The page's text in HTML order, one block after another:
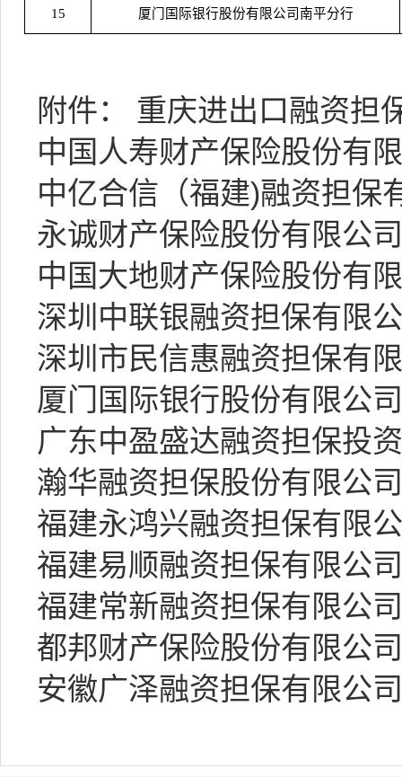
15 厦门国际银行股份有限公司南平分行
附件： 重庆进出口融资担
中国人寿财产保险股份有
中亿合信（福建)融资担保
永诚财产保险股份有限公
中国大地财产保险股份有
深圳中联银融资担保有限
深圳市民信惠融资担保有
厦门国际银行股份有限公
广东中盈盛达融资担保投
瀚华融资担保股份有限公
福建永鸿兴融资担保有限
福建易顺融资担保有限公
福建常新融资担保有限公
都邦财产保险股份有限公
安徽广泽融资担保有限公